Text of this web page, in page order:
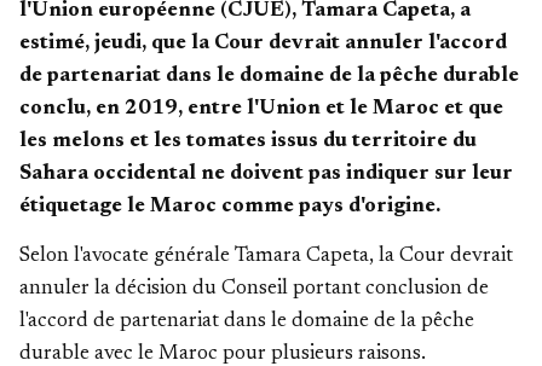
l'Union européenne (CJUE), Tamara Capeta, a
estimé, jeudi, que la Cour devrait annuler l'accord
de partenariat dans le domaine de la pêche durable
conclu, en 2019, entre l'Union et le Maroc et que
les melons et les tomates issus du territoire du
Sahara occidental ne doivent pas indiquer sur leur
étiquetage le Maroc comme pays d'origine.
Selon l'avocate générale Tamara Capeta, la Cour devrait
annuler la décision du Conseil portant conclusion de
l'accord de partenariat dans le domaine de la pêche
durable avec le Maroc pour plusieurs raisons.